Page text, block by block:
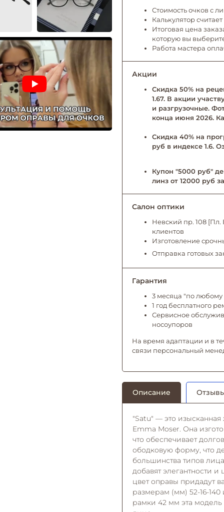
Стоимость очков с
Калькулятор
Итоговая цена
которую вы
Работа мастера
Акции
Скидка 50% на
1.67. В акции
и разгрузочные.
конца июня 2026.
Скидка 40% на
руб в индексе 1.6.
Купон "5000 руб"
линз от 12000 руб
Салон оптики
Невский пр. 108 [Пл.
клиентов
Изготовление
Отправка готовых
Гарантия
3 месяца "по любому
1 год бесплатного
Сервисное
носоупоров
На время адаптации и в
связи персональный
Описание
"Satu" — это изысканная
Emma Moser. Она
что обеспечивает
ободковую форму, что
большинства типов
добавят элегантности
цвет оправы придадут
размерам (мм) 52-16-
рамки 42 мм эта модель